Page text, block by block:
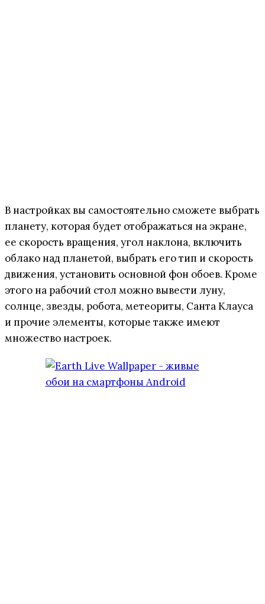
В настройках вы самостоятельно сможете выбрать
планету, которая будет отображаться на экране,
ее скорость вращения, угол наклона, включить
облако над планетой, выбрать его тип и скорость
движения, установить основной фон обоев. Кроме
этого на рабочий стол можно вывести луну,
солнце, звезды, робота, метеориты, Санта Клауса
и прочие элементы, которые также имеют
множество настроек.